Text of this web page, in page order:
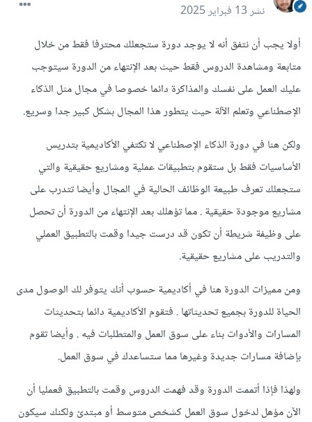
نشر13 فبراير 2025
أولا يجب أن نتفق أنه لا يوجد دورة ستجعلك محترفا فقط من خلال
متابعة ومشاهدة الدروس فقط حيث بعد الإنتهاء من الدورة سيتوجب
عليك العمل على نفسك والمذاكرة دائما خصوصا في مجال مثل الذكاء
الإصطناعي وتعلم الآلة حيث يتطور هذا المجال بشكل كبير جدا وسريع.
ولكن هنا في دورة الذكاء الإصطناعي لا تكتفي الأكاديمية بتدريس
الأساسيات فقط بل ستقوم بتطبيقات عملية ومشاريع حقيقية والتي
ستجعلك تعرف طبيعة الوظائف الحالية في المجال وأيضا تتدرب على
مشاريع موجودة حقيقية . مما تؤهلك بعد الإنتهاء من الدورة أن تحصل
على وظيفة شريطة أن تكون قد درست جيدا وقمت بالتطبيق العملي
والتدريب على مشاريع حقيقية.
ومن مميزات الدورة هنا في أكاديمية حسوب أنك يتوفر لك الوصول مدى
الحياة للدورة بجميع تحديثاتها . فتقوم الأكاديمية دائما بتحديثات
المسارات والأدوات بناء على سوق العمل والمتطلبات فيه . وأيضا تقوم
بإضافة مسارات جديدة وغيرها مما ستساعدك في سوق العمل.
ولهذا فإذا أتممت الدورة وقد فهمت الدروس وقمت بالتطبيق فعمليا أن
الآن مؤهل لدخول سوق العمل كشخص متوسط أو مبتدئ ولكنك سيكون